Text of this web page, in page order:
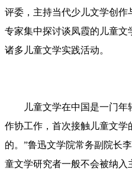
评委，主持当代少儿文学创
专家集中探讨谈凤霞的儿童
诸多儿童文学实践活动。
儿童文学在中国是一门年
作协工作，首次接触儿童文
的。”鲁迅文学院常务副院长
童文学研究者一般不会被纳入